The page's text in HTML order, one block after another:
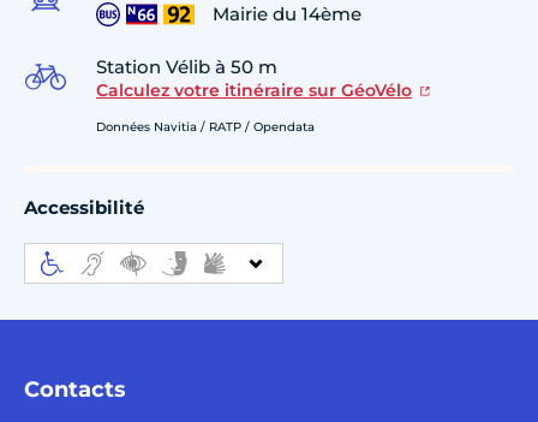
Mairie du 14ème
Station Vélib à 50 m
Calculez votre itinéraire sur GéoVélo
Données Navitia / RATP / Opendata
Accessibilité
Contacts